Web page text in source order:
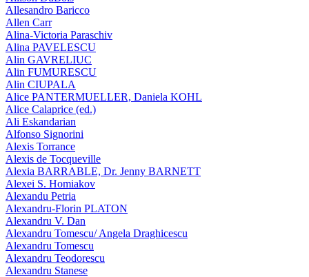
Allesandro Baricco
Allen Carr
Alina-Victoria Paraschiv
Alina PAVELESCU
Alin GAVRELIUC
Alin FUMURESCU
Alin CIUPALA
Alice PANTERMUELLER, Daniela KOHL
Alice Calaprice (ed.)
Ali Eskandarian
Alfonso Signorini
Alexis Torrance
Alexis de Tocqueville
Alexia BARRABLE, Dr. Jenny BARNETT
Alexei S. Homiakov
Alexandu Petria
Alexandru-Florin PLATON
Alexandru V. Dan
Alexandru Tomescu/ Angela Draghicescu
Alexandru Tomescu
Alexandru Teodorescu
Alexandru Stanese